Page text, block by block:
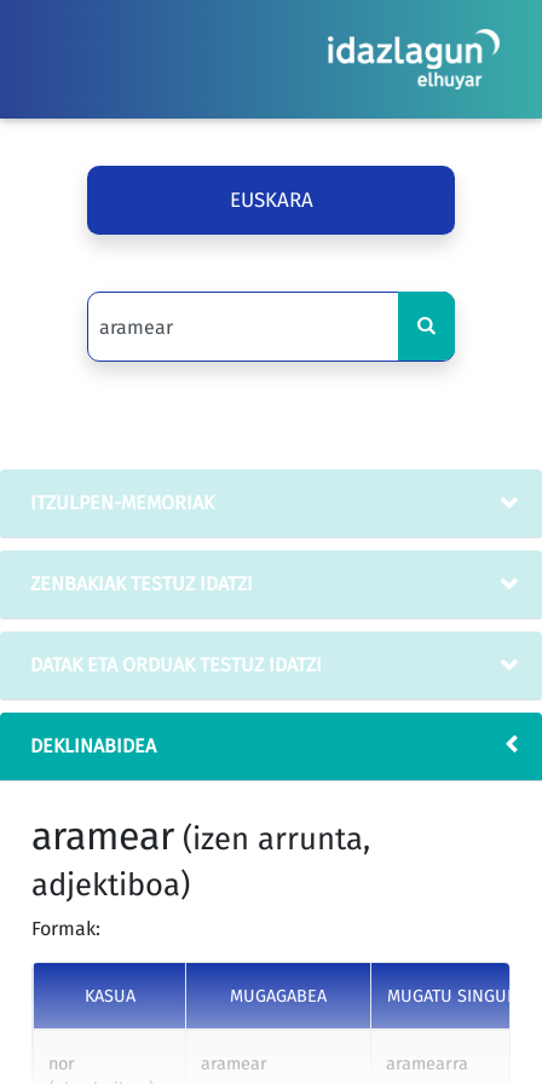
EUSKARA
ITZULPEN-MEMORIAK
ZENBAKIAK TESTUZ IDATZI
DATAK ETA ORDUAK TESTUZ IDATZI
DEKLINABIDEA
aramear (izen arrunta,
adjektiboa)
Formak:
KASUA MUGAGABEA MUGATU
nor
aramear aramearra